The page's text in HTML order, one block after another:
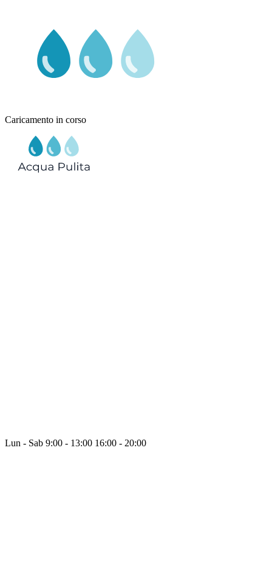
Caricamento in corso
Lun - Sab 9:00 - 13:00 16:00 - 20:00